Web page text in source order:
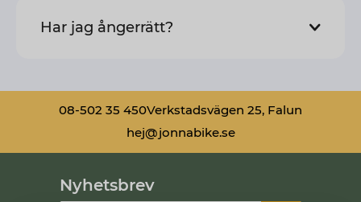
Har jag ångerrätt?
08-502 35 450Verkstadsvägen 25, Falun
hej@jonnabike.se
Nyhetsbrev